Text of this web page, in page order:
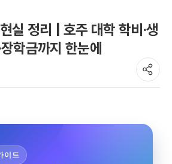
호주
질랜드
실 정리 | 호주 대학 학비·생
학금까지 한눈에
이드